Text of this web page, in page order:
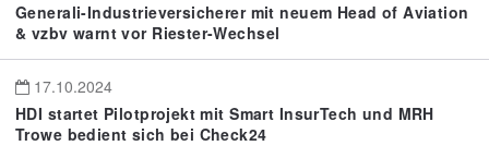
Generali-Industrieversicherer mit neuem Head of Aviation
& vzbv warnt vor Riester-Wechsel
17.10.2024
HDI startet Pilotprojekt mit Smart InsurTech und MRH
Trowe bedient sich bei Check24